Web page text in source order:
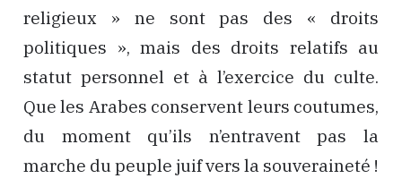
religieux » ne sont pas des « droits
politiques », mais des droits relatifs au
statut personnel et à l’exercice du culte.
Que les Arabes conservent leurs coutumes,
du moment qu’ils n’entravent pas la
marche du peuple juif vers la souveraineté !